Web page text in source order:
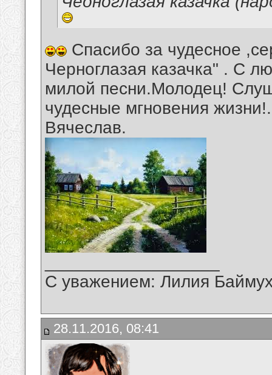
Спасибо за чудесное
Черноглазая казачка" . С
милой песни.Молодец!
чудесные мгновения
Вячеслав.
С уважением: Лилия
28.11.2016, 08:41